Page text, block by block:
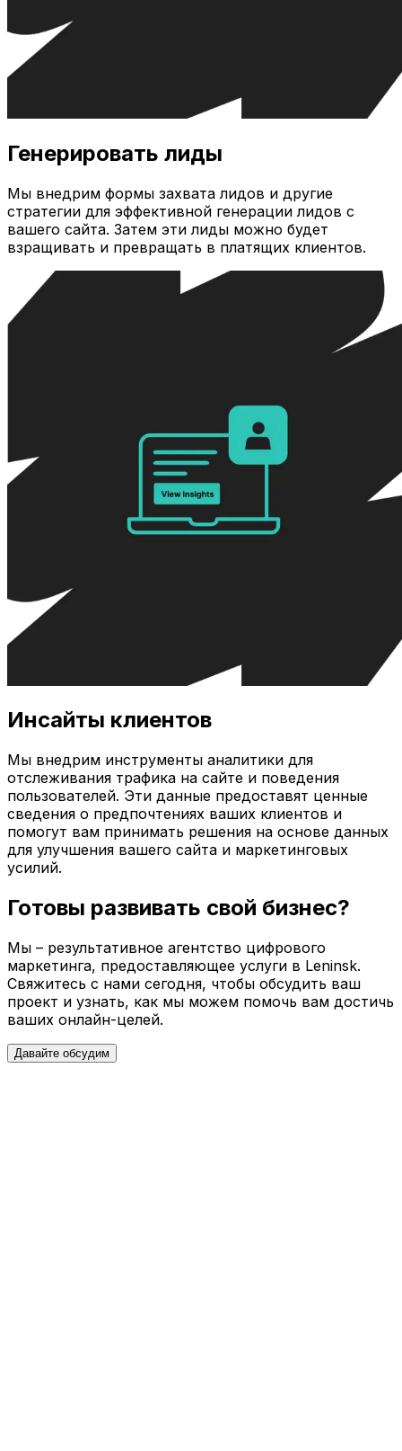
Генерировать лиды
Мы внедрим формы захвата лидов и другие
стратегии для эффективной генерации лидов с
вашего сайта. Затем эти лиды можно будет
взращивать и превращать в платящих клиентов.
Инсайты клиентов
Мы внедрим инструменты аналитики для
отслеживания трафика на сайте и поведения
пользователей. Эти данные предоставят ценные
сведения о предпочтениях ваших клиентов и
помогут вам принимать решения на основе данных
для улучшения вашего сайта и маркетинговых
усилий.
Готовы развивать свой бизнес?
Мы – результативное агентство цифрового
маркетинга, предоставляющее услуги в Leninsk.
Свяжитесь с нами сегодня, чтобы обсудить ваш
проект и узнать, как мы можем помочь вам достичь
ваших онлайн-целей.
Давайте обсудим